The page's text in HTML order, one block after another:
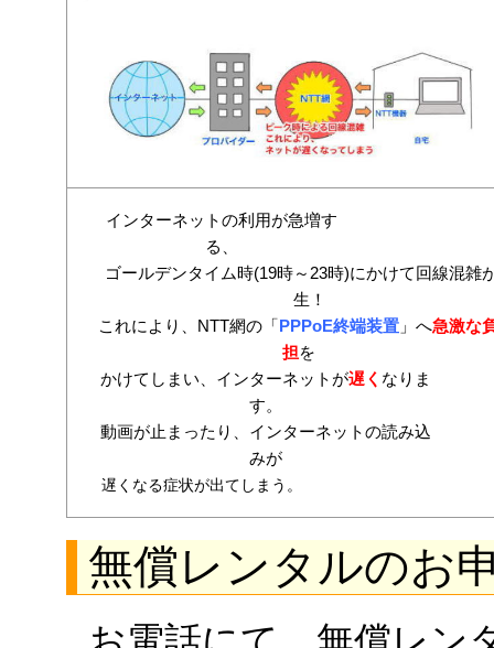
インターネットの利用が急増す
る、
ゴールデンタイム時(19時～23時)にかけて回線混雑
生！
これにより、NTT網の「 PPPoE終端装置 」へ急激な
担を
かけてしまい、インターネットが遅く なりま
す。
動画が止まったり、インターネットの読み込
みが
遅くなる症状が出てしまう。
無償レンタルのお